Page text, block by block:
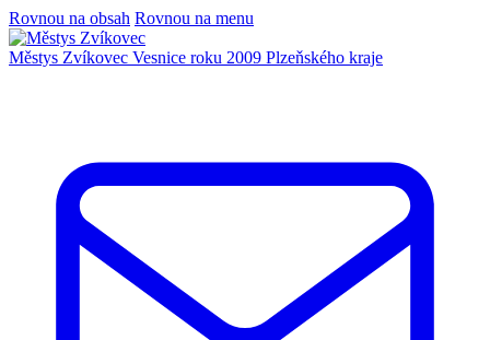
Rovnou na obsah Rovnou na menu
Městys Zvíkovec Vesnice roku 2009 Plzeňského kraje